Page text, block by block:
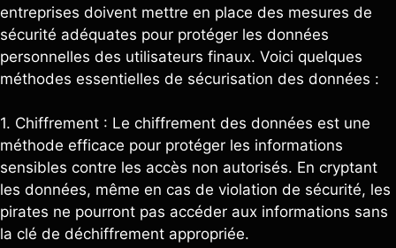
entreprises doivent mettre en place des mesures de
sécurité adéquates pour protéger les données
personnelles des utilisateurs finaux. Voici quelques
méthodes essentielles de sécurisation des données :
1. Chiffrement : Le chiffrement des données est une
méthode efficace pour protéger les informations
sensibles contre les accès non autorisés. En cryptant
les données, même en cas de violation de sécurité, les
pirates ne pourront pas accéder aux informations sans
la clé de déchiffrement appropriée.